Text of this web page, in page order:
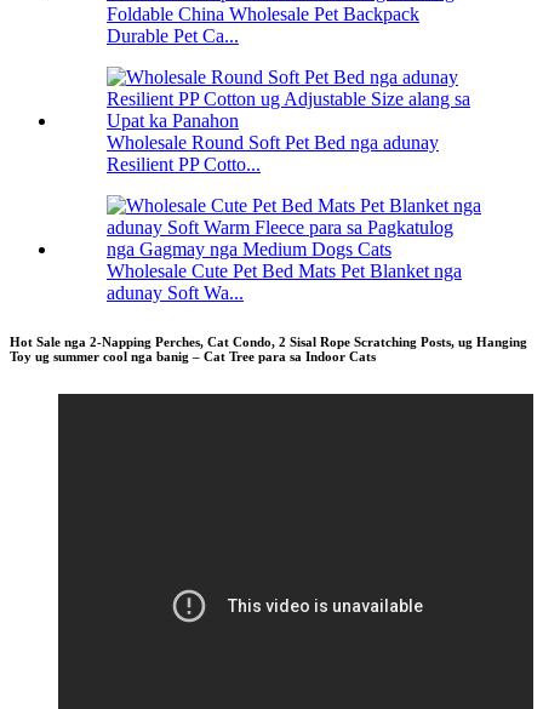
Foldable China Wholesale Pet Backpack
Durable Pet Ca...
Wholesale Round Soft Pet Bed nga adunay
Resilient PP Cotto...
Wholesale Cute Pet Bed Mats Pet Blanket nga
adunay Soft Wa...
Hot Sale nga 2-Napping Perches, Cat Condo, 2 Sisal Rope Scratching Posts, ug Hanging
Toy ug summer cool nga banig – Cat Tree para sa Indoor Cats